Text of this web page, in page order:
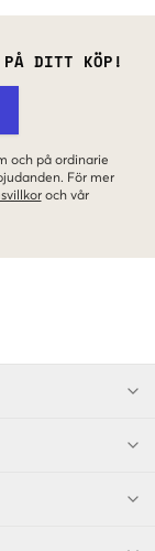
PÅ DITT KÖP!
och på ordinarie
För mer
och vår